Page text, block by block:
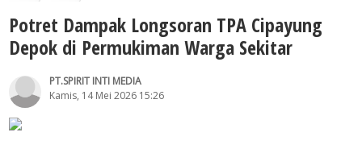
Potret Dampak Longsoran TPA Cipayung
Depok di Permukiman Warga Sekitar
PT.SPIRIT INTI MEDIA
Kamis, 14 Mei 2026 15:26